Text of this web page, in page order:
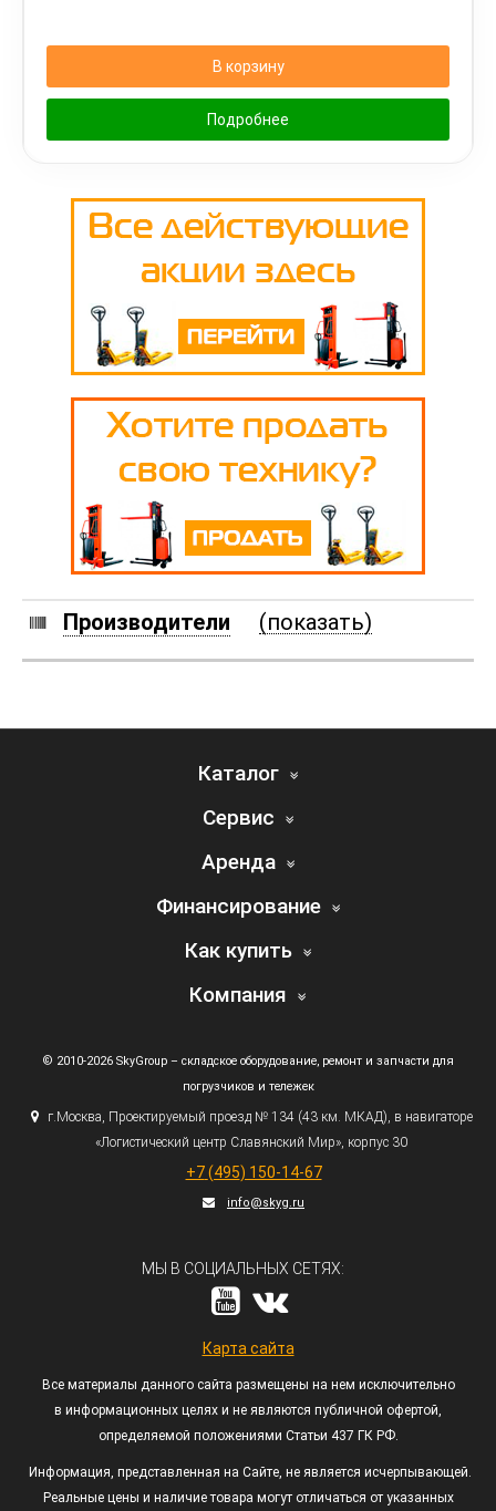
В корзину
Подробнее
Производители (показать)
Каталог
Сервис
Аренда
Финансирование
Как купить
Компания
© 2010-2026 SkyGroup – складское оборудование, ремонт и запчасти для
погрузчиков и тележек
г.Москва, Проектируемый проезд № 134 (43км. МКАД), в навигаторе
«Логистический центр Славянский Мир», корпус 30
+7 (495) 150-14-67
info@skyg.ru
МЫ В СОЦИАЛЬНЫХ СЕТЯХ:
Карта сайта
Все материалы данного сайта размещены на нем исключительно
в информационных целях и не являются публичной офертой,
определяемой положениями Статьи 437 ГК РФ.
Информация, представленная на Сайте, не является исчерпывающей.
Реальные цены и наличие товара могут отличаться от указанных